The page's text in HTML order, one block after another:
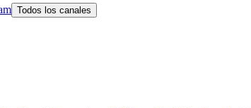
Todos los canales